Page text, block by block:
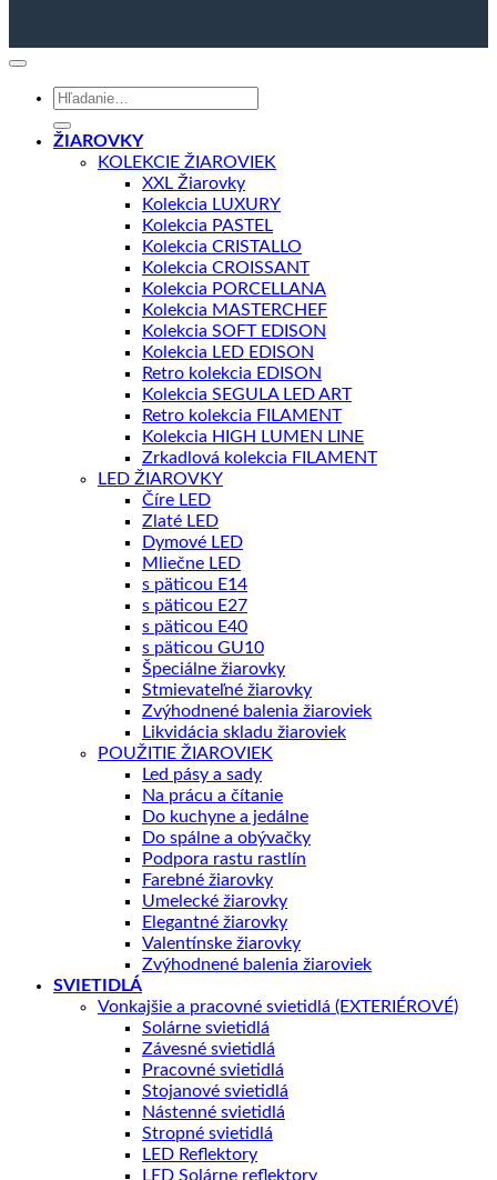
Hľadať:
ŽIAROVKY
KOLEKCIE ŽIAROVIEK
XXL Žiarovky
Kolekcia LUXURY
Kolekcia PASTEL
Kolekcia CRISTALLO
Kolekcia CROISSANT
Kolekcia PORCELLANA
Kolekcia MASTERCHEF
Kolekcia SOFT EDISON
Kolekcia LED EDISON
Retro kolekcia EDISON
Kolekcia SEGULA LED ART
Retro kolekcia FILAMENT
Kolekcia HIGH LUMEN LINE
Zrkadlová kolekcia FILAMENT
LED ŽIAROVKY
Číre LED
Zlaté LED
Dymové LED
Mliečne LED
s päticou E14
s päticou E27
s päticou E40
s päticou GU10
Špeciálne žiarovky
Stmievateľné žiarovky
Zvýhodnené balenia žiaroviek
Likvidácia skladu žiaroviek
POUŽITIE ŽIAROVIEK
Led pásy a sady
Na prácu a čítanie
Do kuchyne a jedálne
Do spálne a obývačky
Podpora rastu rastlín
Farebné žiarovky
Umelecké žiarovky
Elegantné žiarovky
Valentínske žiarovky
Zvýhodnené balenia žiaroviek
SVIETIDLÁ
Vonkajšie a pracovné svietidlá (EXTERIÉROVÉ)
Solárne svietidlá
Závesné svietidlá
Pracovné svietidlá
Stojanové svietidlá
Nástenné svietidlá
Stropné svietidlá
LED Reflektory
LED Solárne reflektory